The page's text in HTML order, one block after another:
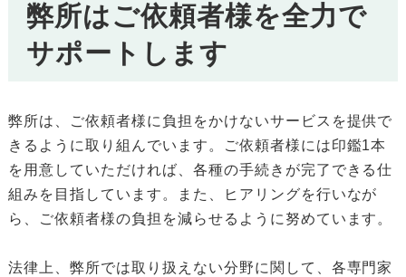
弊所はご依頼者様を全力で
サポートします
弊所は、ご依頼者様に負担をかけないサービスを提供で
きるように取り組んでいます。ご依頼者様には印鑑1本
を用意していただければ、各種の手続きが完了できる仕
組みを目指しています。また、ヒアリングを行いなが
ら、ご依頼者様の負担を減らせるように努めています。
法律上、弊所では取り扱えない分野に関して、各専門家